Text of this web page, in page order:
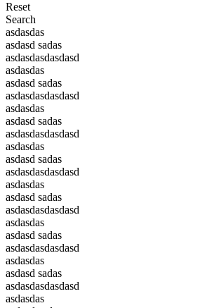
Reset
Search
asdasdas
asdasd sadas
asdasdasdasdasd
asdasdas
asdasd sadas
asdasdasdasdasd
asdasdas
asdasd sadas
asdasdasdasdasd
asdasdas
asdasd sadas
asdasdasdasdasd
asdasdas
asdasd sadas
asdasdasdasdasd
asdasdas
asdasd sadas
asdasdasdasdasd
asdasdas
asdasd sadas
asdasdasdasdasd
asdasdas